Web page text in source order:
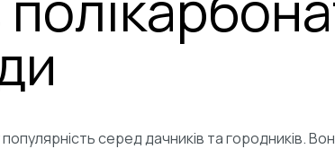
серед дачників та городників.